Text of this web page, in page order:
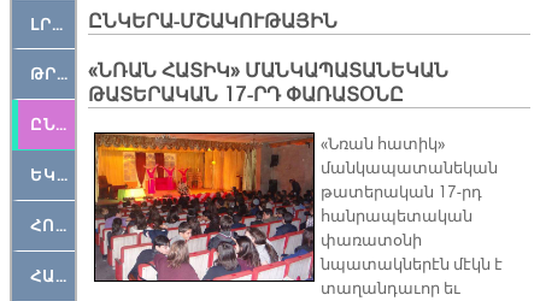
ԼՐԱՀՈՍ
ԹՐՔԱՀԱՅ ԿԵԱՆՔ
ԸՆԿԵՐԱՄՇԱԿՈՒԹԱՅԻՆ
ԵԿԵՂԵՑԱԿԱՆ
ՀՈԳԵՄՏԱՒՈՐ
ՀԱՐԹԱԿ
ԸՆԿԵՐԱ-ՄՇԱԿՈՒԹԱՅԻՆ
«ՆՌԱՆ ՀԱՏԻԿ» ՄԱՆԿԱՊԱՏԱՆԵԿԱՆ
ԹԱՏԵՐԱԿԱՆ 17-ՐԴ ՓԱՌԱՏՕՆԸ
«Նռան հատիկ»
մանկապատանեկան
թատերական 17-րդ
հանրապետական
փառատօնի
նպատակներէն մէկն է
տաղանդաւոր եւ